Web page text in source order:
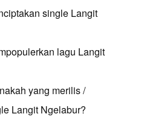
single Langit
lagu Langit
yang merilis /
Langit Ngelabur?